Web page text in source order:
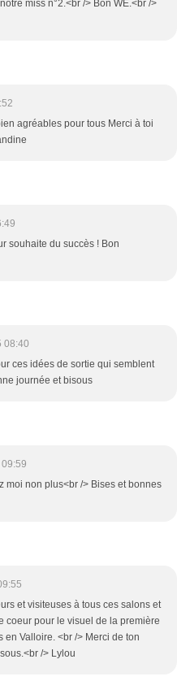
miss n°2.<br /> Bon WE.<br />
agréables pour tous Merci à toi
souhaite du succès ! Bon
08:40
ces idées de sortie qui semblent
journée et bisous
moi non plus<br /> Bises et bonnes
et visiteuses à tous ces salons et
coeur pour le visuel de la première
en Valloire. <br /> Merci de ton
/> Lylou